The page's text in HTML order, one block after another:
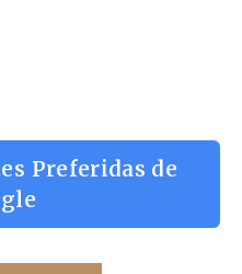
Preferidas de